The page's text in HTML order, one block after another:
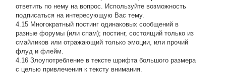
ответить по нему на вопрос. Используйте возможность
подписаться на интересующую Вас тему.
4.15 Многократный постинг одинаковых сообщений в
разные форумы (или спам); постинг, состоящий только из
смайликов или отражающий только эмоции, или прочий
флуд и флейм.
4.16 Злоупотребление в тексте шрифта большого размера
с целью привлечения к тексту внимания.